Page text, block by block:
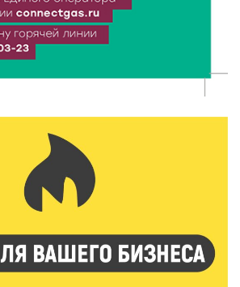
417
дополнительный день приёма в
смена категорий
волны спроса
390
покорили Витебск своей
466